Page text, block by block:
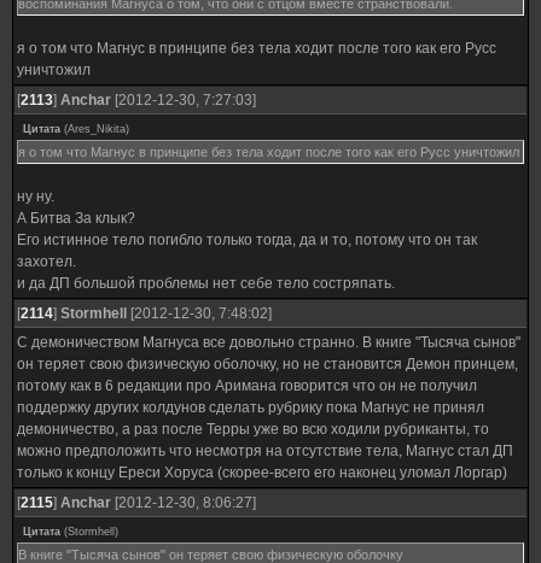
воспоминания Магнуса о том, что они с отцом вместе странствовали.
я о том что Магнус в принципе без тела ходит после того как его Русс
уничтожил
[2113] Anchar [2012-12-30, 7:27:03]
Цитата (Ares_Nikita)
я о том что Магнус в принципе без тела ходит после того как его Русс уничтожил
ну ну.
А Битва За клык?
Его истинное тело погибло только тогда, да и то, потому что он так
захотел.
и да ДП большой проблемы нет себе тело состряпать.
[2114] Stormhell
[2012-12-30, 7:48:02]
С демоничеством Магнуса все довольно странно. В книге "Тысяча сынов"
он теряет свою физическую оболочку, но не становится Демон принцем,
потому как в 6 редакции про Аримана говорится что он не получил
поддержку других колдунов сделать рубрику пока Магнус не принял
демоничество, а раз после Терры уже во всю ходили рубриканты, то
можно предположить что несмотря на отсутствие тела, Магнус стал ДП
только к концу Ереси Хоруса (скорее-всего его наконец уломал Лоргар)
[2115] Anchar [2012-12-30, 8:06:27]
Цитата (Stormhell )
В книге "Тысяча сынов" он теряет свою физическую оболочку